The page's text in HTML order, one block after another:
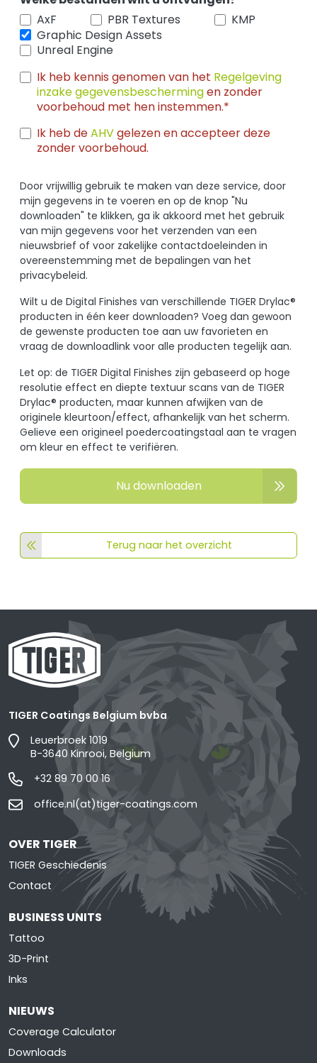
AxF
PBR Textures
KMP
Graphic Design Assets
Unreal Engine
Ik heb kennis genomen van het Regelgeving
inzake gegevensbeschermingen zonder
voorbehoud met hen instemmen.*
Ik heb deAHVgelezen en accepteer deze
zonder voorbehoud.
Door vrijwillig gebruik te maken van deze service, door
mijn gegevens in te voeren en op de knop "Nu
downloaden" te klikken, ga ik akkoord met het gebruik
van mijn gegevens voor het verzenden van een
nieuwsbrief of voor zakelijke contactdoeleinden in
overeenstemming met de bepalingen van het
privacybeleid.
Wilt u de Digital Finishes van verschillende TIGER Drylac®
producten in één keer downloaden? Voeg dan gewoon
de gewenste producten toe aan uw favorieten en
vraag de downloadlink voor alle producten tegelijk aan.
Let op: de TIGER Digital Finishes zijn gebaseerd op hoge
resolutie effect en diepte textuur scans van de TIGER
Drylac® producten, maar kunnen afwijken van de
originele kleurtoon/effect, afhankelijk van het scherm.
Gelieve een origineel poedercoatingstaal aan te vragen
om kleur en effect te verifiëren.
Nu downloaden
Terug naar het overzicht
TIGER Coatings Belgium bvba
Leuerbroek 1019
B-3640 Kinrooi, Belgium
+32 89 70 00 16
office.nl(at)tiger-coatings.com
OVER TIGER
TIGER Geschiedenis
Contact
BUSINESS UNITS
Tattoo
3D-Print
Inks
NIEUWS
Coverage Calculator
Downloads